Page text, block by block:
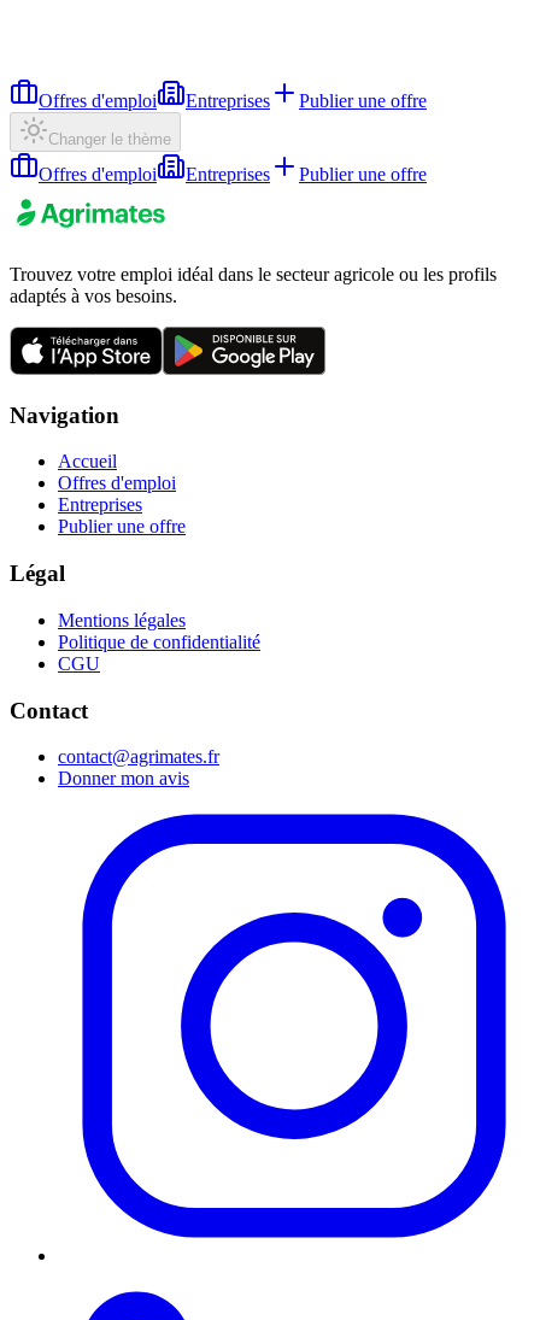
Offres d'emploi Entreprises Publier une offre
Changer le thème
Offres d'emploi Entreprises Publier une offre
Trouvez votre emploi idéal dans le secteur agricole ou les profils
adaptés à vos besoins.
Navigation
Accueil
Offres d'emploi
Entreprises
Publier une offre
Légal
Mentions légales
Politique de confidentialité
CGU
Contact
contact@agrimates.fr
Donner mon avis